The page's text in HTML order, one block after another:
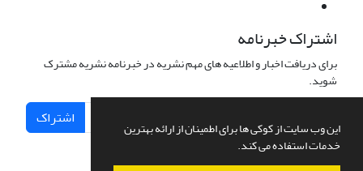
این وب سایت از کوکی ها برای اطمینان از ارائه بهترین
خدمات استفاده می کند.
اشتراک خبرنامه
برای دریافت اخبار و اطلاعیه های مهم نشریه در خبرنامه نشریه مشترک
شوید.
اشتراک